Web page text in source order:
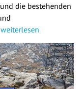
die bestehenden
weiterlesen